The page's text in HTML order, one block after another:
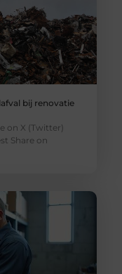
bij renovatie
on X (Twitter)
Share on